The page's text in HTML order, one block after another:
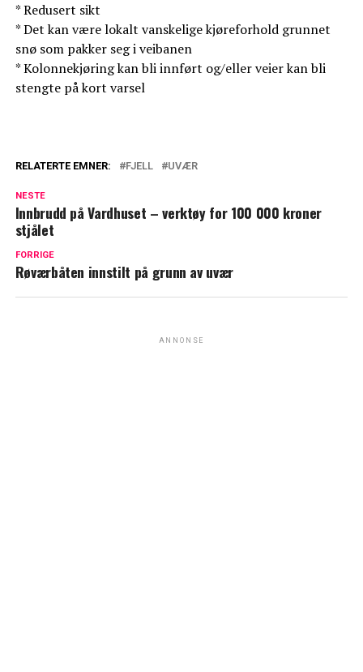
* Redusert sikt
* Det kan være lokalt vanskelige kjøreforhold grunnet
snø som pakker seg i veibanen
* Kolonnekjøring kan bli innført og/eller veier kan bli
stengte på kort varsel
RELATERTE EMNER: FJELL UVÆR
NESTE
Innbrudd på Vardhuset – verktøy for 100 000 kroner
stjålet
FORRIGE
Røværbåten innstilt på grunn av uvær
ANNONSE